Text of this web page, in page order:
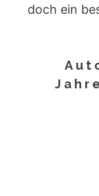
doch ein